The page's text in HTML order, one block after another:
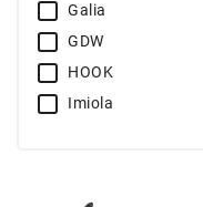
Galia
GDW
HOOK
Imiola